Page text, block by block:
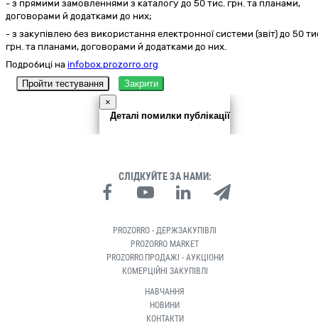
- з прямими замовленнями з каталогу до 50 тис. грн. та планами,
договорами й додатками до них;
- з закупівлею без використання електронної системи (звіт) до 50
грн. та планами, договорами й додатками до них.
Подробиці на infobox.prozorro.org
Пройти тестування
Закрити
×
Деталі помилки публікації
СЛІДКУЙТЕ ЗА НАМИ:
PROZORRO - ДЕРЖЗАКУПІВЛІ
PROZORRO MARKET
PROZORRO.ПРОДАЖІ - АУКЦІОНИ
КОМЕРЦІЙНІ ЗАКУПІВЛІ
НАВЧАННЯ
НОВИНИ
КОНТАКТИ